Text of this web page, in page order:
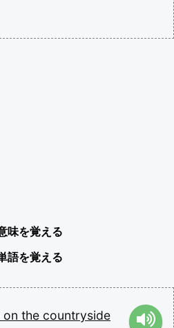
味を覚える
語を覚える
on the countryside